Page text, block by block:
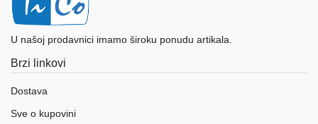
U našoj prodavnici imamo široku ponudu artikala.
Brzi linkovi
Dostava
Sve o kupovini